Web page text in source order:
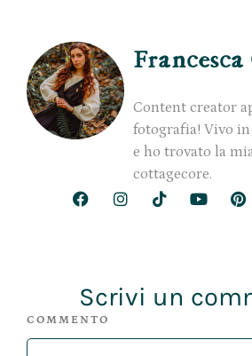
Content creator
fotografia! Vivo
e ho trovato la
cottagecore.
Scrivi un
COMMENTO